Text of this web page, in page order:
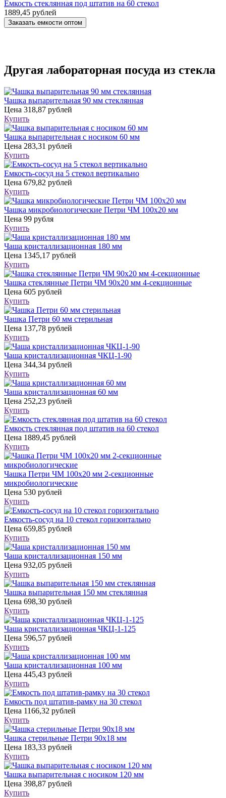
Емкость стеклянная под штатив на 60 стекол
1889,45 рублей
Заказать емкости оптом
Другая лабораторная посуда из стекла
Чашка выпарительная 90 мм стеклянная
Цена 318,87 рублей
Купить
Чашка выпарительная с носиком 60 мм
Цена 283,31 рублей
Купить
Емкость-сосуд на 5 стекол вертикально
Цена 679,82 рублей
Купить
Чашка микробиологические Петри ЧМ 100х20 мм
Цена 99 рубля
Купить
Чаша кристаллизационная 180 мм
Цена 1345,17 рублей
Купить
Чашка стеклянные Петри ЧМ 90х20 мм 4-секционные
Цена 605 рублей
Купить
Чашка Петри 60 мм стерильная
Цена 137,78 рублей
Купить
Чаша кристаллизационная ЧКЦ-1-90
Цена 344,34 рублей
Купить
Чаша кристаллизационная 60 мм
Цена 252,23 рублей
Купить
Емкость стеклянная под штатив на 60 стекол
Цена 1889,45 рублей
Купить
Чашка Петри ЧМ 100х20 мм 2-секционные
микробиологические
Цена 530 рублей
Купить
Емкость-сосуд на 10 стекол горизонтально
Цена 659,85 рублей
Купить
Чаша кристаллизационная 150 мм
Цена 932,05 рублей
Купить
Чашка выпарительная 150 мм стеклянная
Цена 698,30 рублей
Купить
Чаша кристаллизационная ЧКЦ-1-125
Цена 596,57 рублей
Купить
Чаша кристаллизационная 100 мм
Цена 445,43 рублей
Купить
Емкость под штатив-рамку на 30 стекол
Цена 1166,32 рублей
Купить
Чашка стерильные Петри 90х18 мм
Цена 183,33 рублей
Купить
Чашка выпарительная с носиком 120 мм
Цена 398,87 рублей
Купить